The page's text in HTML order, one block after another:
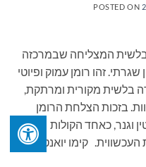
POSTED ON
המצליחה שבמרכזה
זהו רומן עמוק ופיוטי
בלשית מקורית ומרתקת,
בזכות הצלחת הרומן
וגנר, כאחד הקולות
קימו יואנטה,